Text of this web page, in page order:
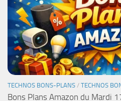
TECHNOS BONS-PLANS / TECHNOS
Bons Plans Amazon du Mardi